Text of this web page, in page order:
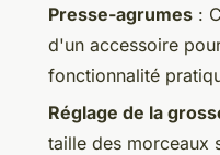
Presse-agrumes :
d'un accessoire
fonctionnalité
Réglage de la
taille des morceaux